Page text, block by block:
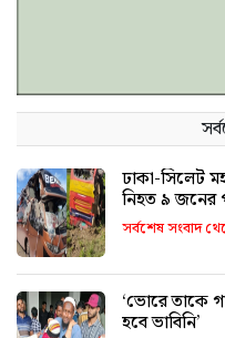
ঢাকা-সিলেট
নিহত ৯ জনের
সর্বশেষ সংবাদ
‘ভোরে তাকে গাড়িতে
হবে ভাবিনি’